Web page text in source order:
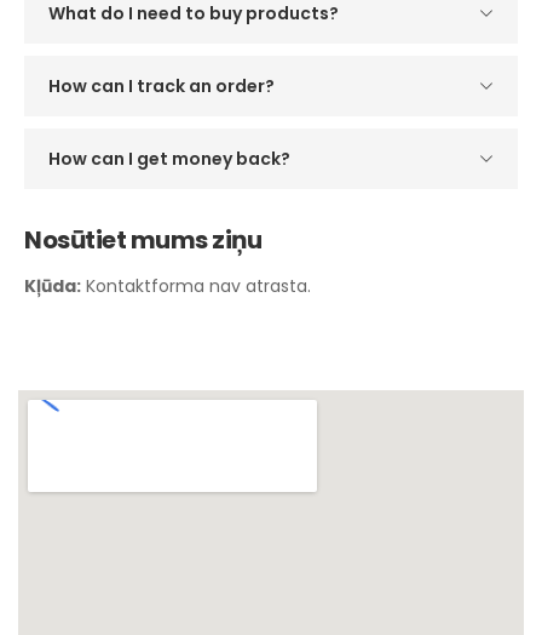
What do I need to buy products?
How can I track an order?
How can I get money back?
Nosūtiet mums ziņu
Kļūda: Kontaktforma nav atrasta.